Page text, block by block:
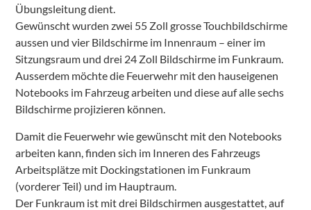
Übungsleitung dient.
Gewünscht wurden zwei 55 Zoll grosse Touchbildschirme
aussen und vier Bildschirme im Innenraum – einer im
Sitzungsraum und drei 24 Zoll Bildschirme im Funkraum.
Ausserdem möchte die Feuerwehr mit den hauseigenen
Notebooks im Fahrzeug arbeiten und diese auf alle sechs
Bildschirme projizieren können.
Damit die Feuerwehr wie gewünscht mit den Notebooks
arbeiten kann, finden sich im Inneren des Fahrzeugs
Arbeitsplätze mit Dockingstationen im Funkraum
(vorderer Teil) und im Hauptraum.
Der Funkraum ist mit drei Bildschirmen ausgestattet, auf